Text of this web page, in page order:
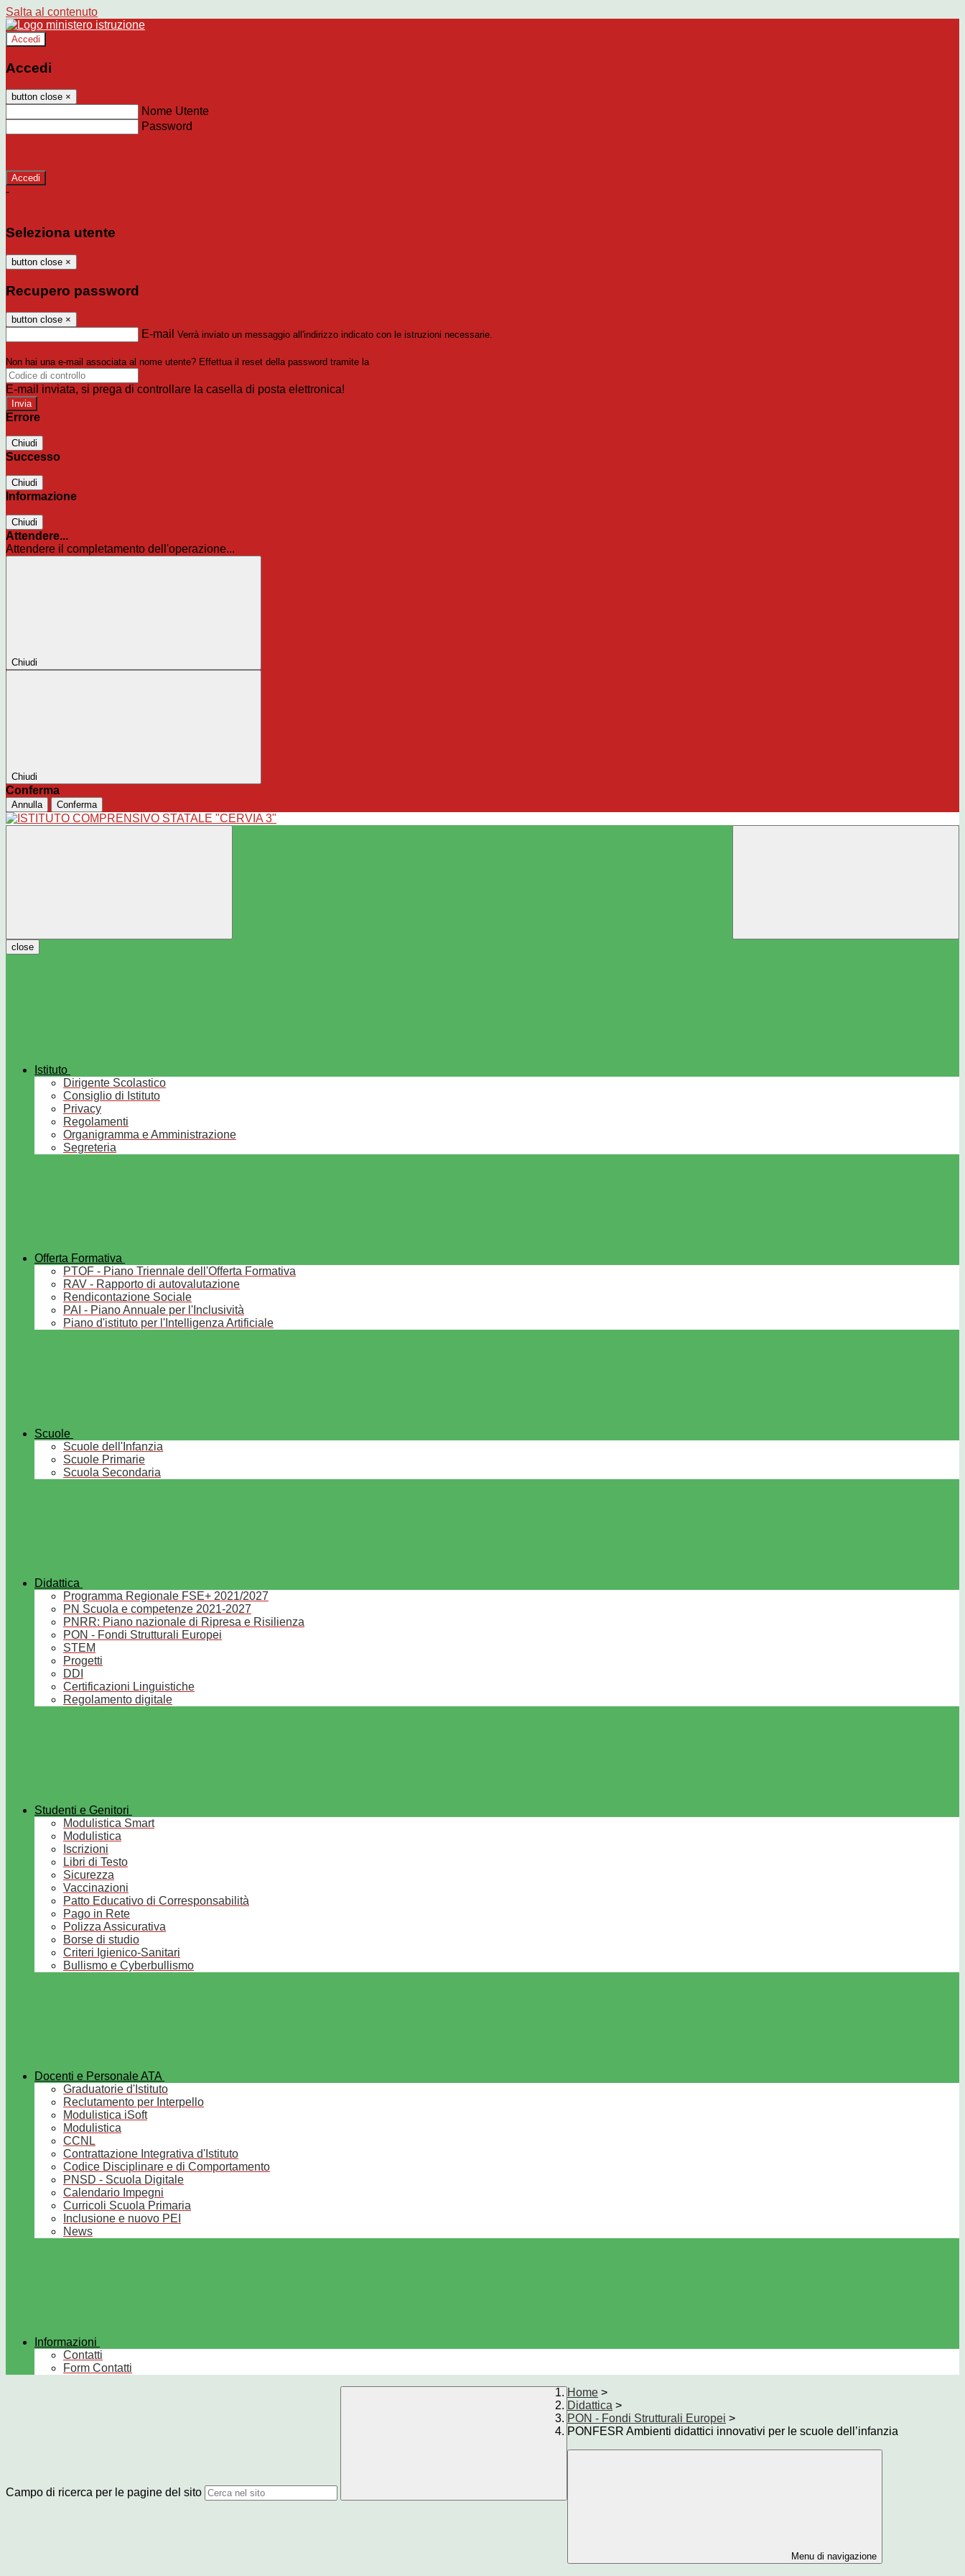
Salta al contenuto
Accedi
Accedi
button close ×
Nome Utente
Password
-
Seleziona utente
button close ×
Recupero password
button close ×
E-mail Verrà inviato un messaggio all'indirizzo indicato con le istruzioni necessarie.
Non hai una e-mail associata al nome utente? Effettua il reset della password tramite la
E-mail inviata, si prega di controllare la casella di posta elettronica!
Errore
Chiudi
Successo
Chiudi
Informazione
Chiudi
Attendere...
Attendere il completamento dell'operazione...
Chiudi
Chiudi
Conferma
Annulla Conferma
close
Istituto
Dirigente Scolastico
Consiglio di Istituto
Privacy
Regolamenti
Organigramma e Amministrazione
Segreteria
Offerta Formativa
PTOF - Piano Triennale dell'Offerta Formativa
RAV - Rapporto di autovalutazione
Rendicontazione Sociale
PAI - Piano Annuale per l'Inclusività
Piano d'istituto per l'Intelligenza Artificiale
Scuole
Scuole dell'Infanzia
Scuole Primarie
Scuola Secondaria
Didattica
Programma Regionale FSE+ 2021/2027
PN Scuola e competenze 2021-2027
PNRR: Piano nazionale di Ripresa e Risilienza
PON - Fondi Strutturali Europei
STEM
Progetti
DDI
Certificazioni Linguistiche
Regolamento digitale
Studenti e Genitori
Modulistica Smart
Modulistica
Iscrizioni
Libri di Testo
Sicurezza
Vaccinazioni
Patto Educativo di Corresponsabilità
Pago in Rete
Polizza Assicurativa
Borse di studio
Criteri Igienico-Sanitari
Bullismo e Cyberbullismo
Docenti e Personale ATA
Graduatorie d'Istituto
Reclutamento per Interpello
Modulistica iSoft
Modulistica
CCNL
Contrattazione Integrativa d'Istituto
Codice Disciplinare e di Comportamento
PNSD - Scuola Digitale
Calendario Impegni
Curricoli Scuola Primaria
Inclusione e nuovo PEI
News
Informazioni
Contatti
Form Contatti
Campo di ricerca per le pagine del sito
Home >
Didattica >
PON - Fondi Strutturali Europei >
PONFESR Ambienti didattici innovativi per le scuole dell’infanzia
Menu di navigazione